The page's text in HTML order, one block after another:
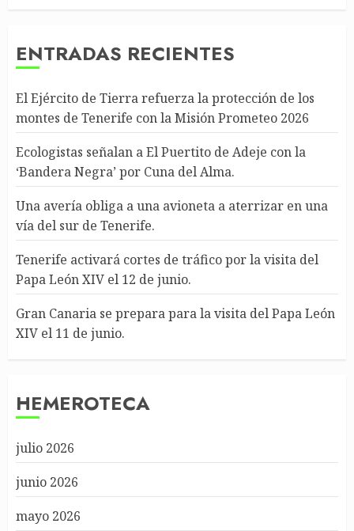
ENTRADAS RECIENTES
El Ejército de Tierra refuerza la protección de los
montes de Tenerife con la Misión Prometeo 2026
Ecologistas señalan a El Puertito de Adeje con la
‘Bandera Negra’ por Cuna del Alma.
Una avería obliga a una avioneta a aterrizar en una
vía del sur de Tenerife.
Tenerife activará cortes de tráfico por la visita del
Papa León XIV el 12 de junio.
Gran Canaria se prepara para la visita del Papa León
XIV el 11 de junio.
HEMEROTECA
julio 2026
junio 2026
mayo 2026